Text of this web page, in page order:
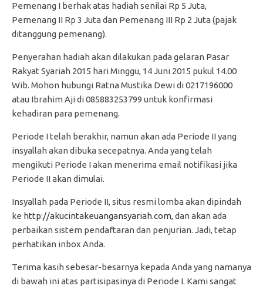
Pemenang I berhak atas hadiah senilai Rp 5 Juta,
Pemenang II Rp 3 Juta dan Pemenang III Rp 2 Juta (pajak
ditanggung pemenang).
Penyerahan hadiah akan dilakukan pada gelaran Pasar
Rakyat Syariah 2015 hari Minggu, 14 Juni 2015 pukul 14.00
Wib. Mohon hubungi Ratna Mustika Dewi di 0217196000
atau Ibrahim Aji di 085883253799 untuk konfirmasi
kehadiran para pemenang.
Periode I telah berakhir, namun akan ada Periode II yang
insyallah akan dibuka secepatnya. Anda yang telah
mengikuti Periode I akan menerima email notifikasi jika
Periode II akan dimulai.
Insyallah pada Periode II, situs resmi lomba akan dipindah
ke http://akucintakeuangansyariah.com, dan akan ada
perbaikan sistem pendaftaran dan penjurian. Jadi, tetap
perhatikan inbox Anda.
Terima kasih sebesar-besarnya kepada Anda yang namanya
di bawah ini atas partisipasinya di Periode I. Kami sangat